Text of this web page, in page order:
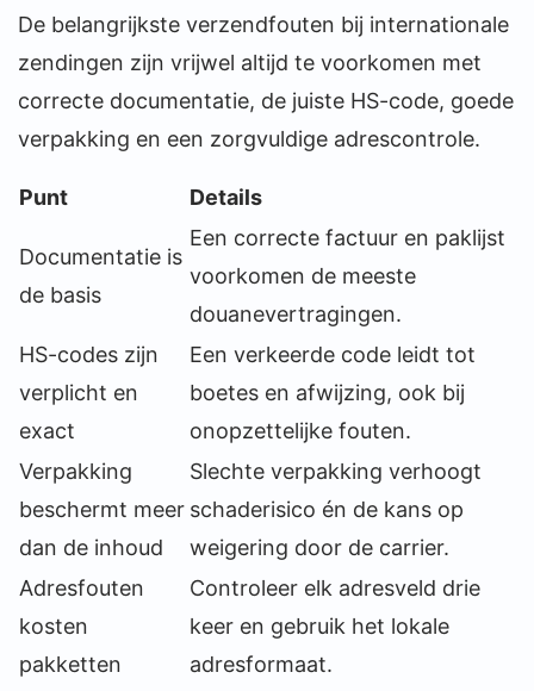
De belangrijkste verzendfouten bij internationale
zendingen zijn vrijwel altijd te voorkomen met
correcte documentatie, de juiste HS-code, goede
verpakking en een zorgvuldige adrescontrole.
Punt Details
Documentatie is
de basis
Een correcte factuur en paklijst
voorkomen de meeste
douanevertragingen.
HS-codes zijn
verplicht en
exact
Een verkeerde code leidt tot
boetes en afwijzing, ook bij
onopzettelijke fouten.
Verpakking
beschermt meer
dan de inhoud
Slechte verpakking verhoogt
schaderisico én de kans op
weigering door de carrier.
Adresfouten
kosten
pakketten
Controleer elk adresveld drie
keer en gebruik het lokale
adresformaat.